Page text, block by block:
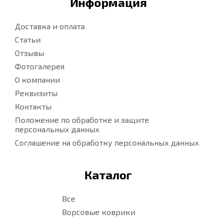
Доставка и оплата
Статьи
Отзывы
Фотогалерея
О компании
Реквизиты
Контакты
Положение по обработке и защите
персональных данных
Соглашение на обработку персональных данных
Каталог
Все
Ворсовые коврики